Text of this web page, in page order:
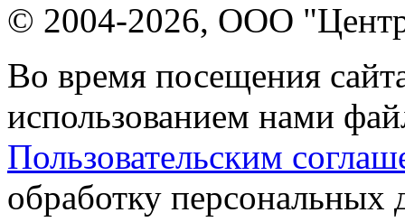
© 2004-2026, ООО "Центр
Во время посещения
использованием нами
Пользовательским
обработку персональных